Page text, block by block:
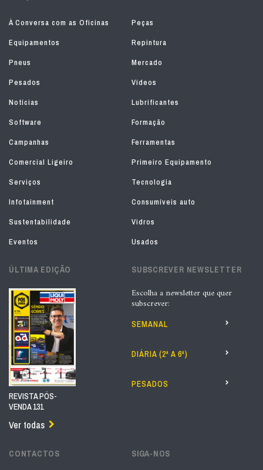
À Conversa com as Oficinas
Peças
Equipamentos
Repintura
Pneus
Mercado
Pesados
Vídeos
Notícias
Lubrificantes
Software
Formação
Campanhas
Ferramentas
Comercial Ligeiro
Primeiro Equipamento
Serviços
Tecnologia
Infotainment
Consumíveis auto
Sustentabilidade
Vidros
Eventos
Usados
ÚLTIMA EDIÇÃO
REVISTA PÓS-
VENDA 131
Ver todas
SUBSCREVER NEWSLETTER
Escolha a newsletter que quer
subscrever:
SEMANAL
DIÁRIA (2ª A 6ª)
PESADOS
CONTACTOS SIGA-NOS